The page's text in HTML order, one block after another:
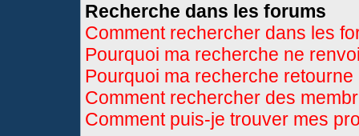
Recherche dans les forums
Comment rechercher dans les
Pourquoi ma recherche ne
Pourquoi ma recherche
Comment rechercher des
Comment puis-je trouver mes